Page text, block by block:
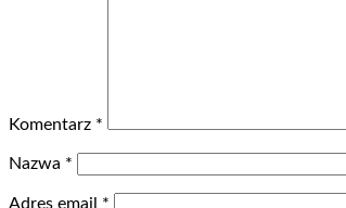
Komentarz *
Nazwa *
Adres email *